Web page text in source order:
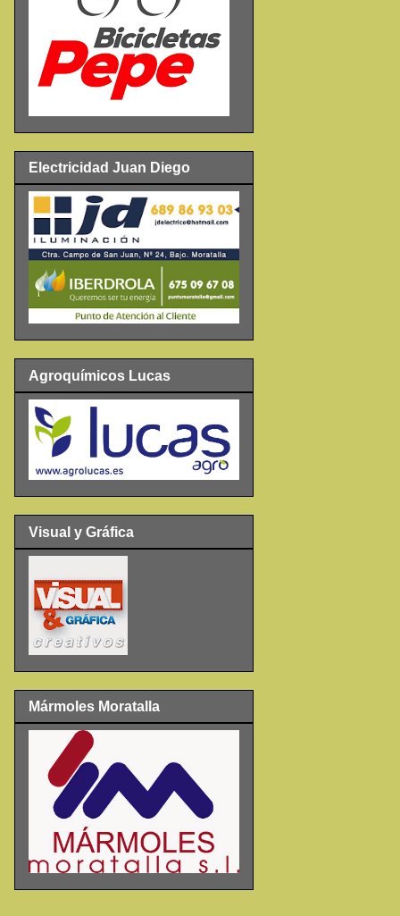
Electricidad Juan Diego
Agroquímicos Lucas
Visual y Gráfica
Mármoles Moratalla